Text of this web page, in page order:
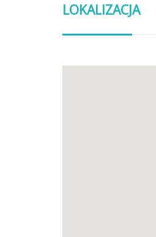
LOKALIZACJA